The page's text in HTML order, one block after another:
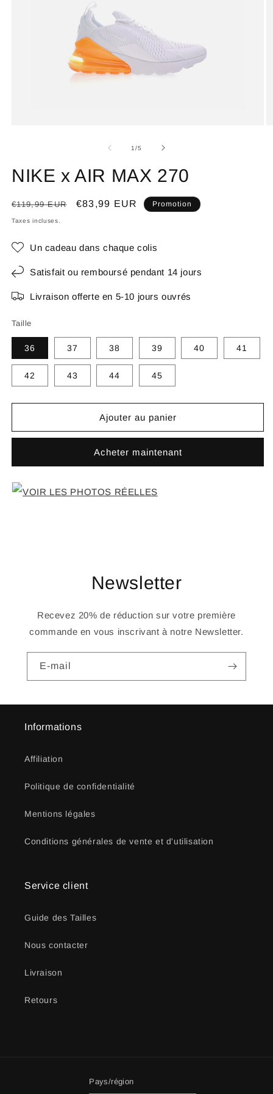
1/de
5
NIKE x AIR MAX 270
Prix
habituel
€119,99 EUR
Prix
€83,99 EUR Promotion
Taxes incluses.
Un cadeau dans chaque colis
Satisfait ou remboursé pendant 14 jours
Livraison offerte en 5-10 jours ouvrés
Taille
36 37 38 39 40 41
42 43 44 45
Ajouter au panier
Acheter maintenant
VOIR LES PHOTOS RÉELLES
Newsletter
Recevez 20% de réduction sur votre première
commande en vous inscrivant à notre Newsletter.
E-mail
Informations
Affiliation
Politique de confidentialité
Mentions légales
Conditions générales de vente et d'utilisation
Service client
Guide des Tailles
Nous contacter
Livraison
Retours
Pays/région